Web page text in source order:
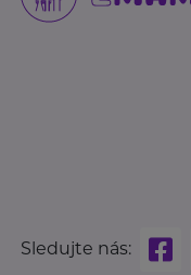
Sledujte nás: